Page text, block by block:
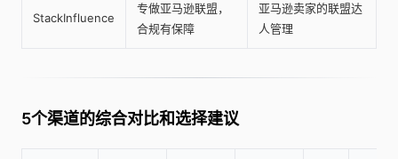
StackInfluence
专做亚马逊联盟，
合规有保障
亚马逊卖家的联盟达
人管理
5个渠道的综合对比和选择建议